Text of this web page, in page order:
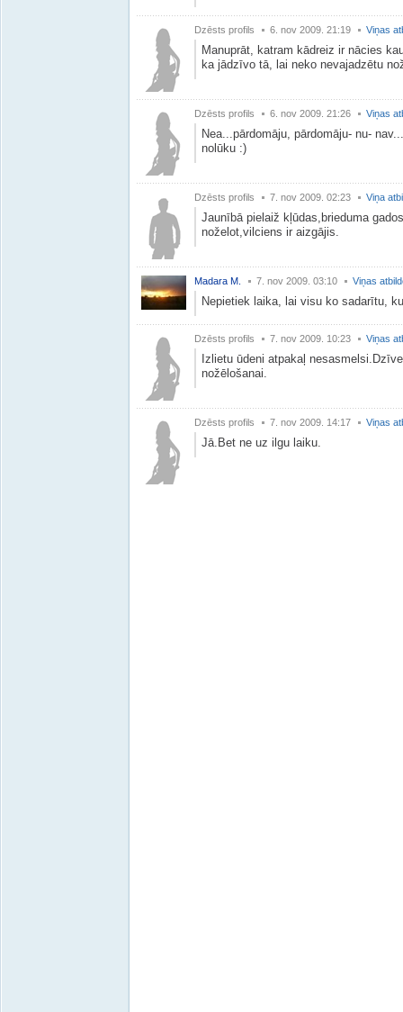
Dzēsts profils 6. nov 2009. 21:19 Viņas
Manuprāt, katram kādreiz ir nācies
ka jādzīvo tā, lai neko nevajadzētu
Dzēsts profils 6. nov 2009. 21:26 Viņas
Nea...pārdomāju, pārdomāju- nu-
nolūku :)
Dzēsts profils 7. nov 2009. 02:23 Viņa
Jaunībā pielaiž kļūdas,brieduma
noželot,vilciens ir aizgājis.
Madara M. 7. nov 2009. 03:10 Viņas
Nepietiek laika, lai visu ko sadarītu,
Dzēsts profils 7. nov 2009. 10:23 Viņas
Izlietu ūdeni atpakaļ
nožēlošanai.
Dzēsts profils 7. nov 2009. 14:17 Viņas
Jā.Bet ne uz ilgu laiku.